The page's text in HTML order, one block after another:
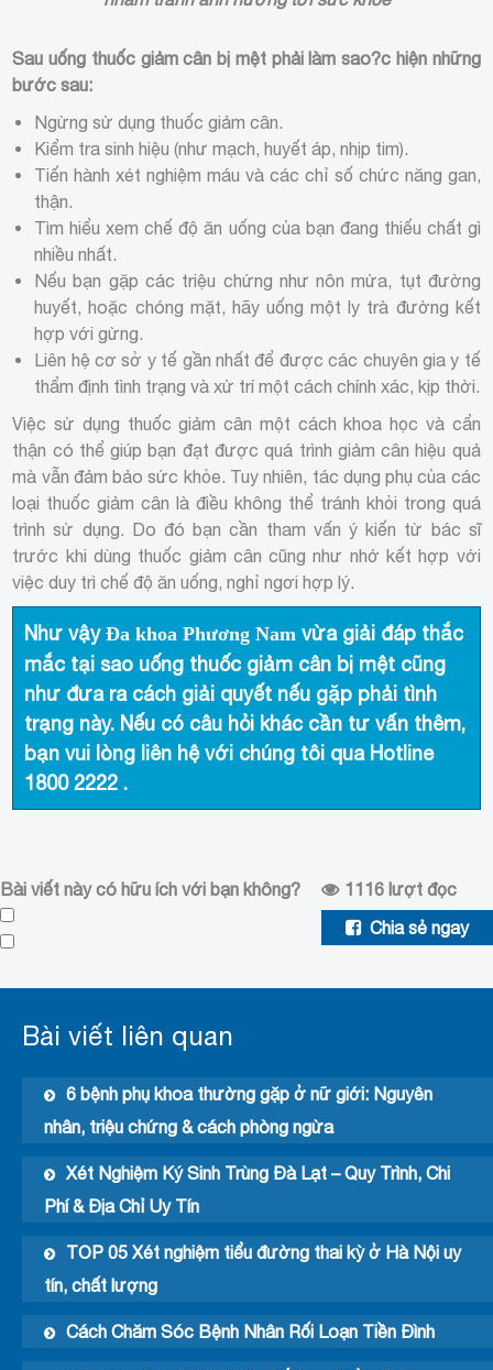
Sau uống thuốc giảm cân bị mệt phải làm sao?c hiện những
bước sau:
Ngừng sử dụng thuốc giảm cân.
Kiểm tra sinh hiệu (như mạch, huyết áp, nhịp tim).
Tiến hành xét nghiệm máu và các chỉ số chức năng gan,
thận.
Tìm hiểu xem chế độ ăn uống của bạn đang thiếu chất gì
nhiều nhất.
Nếu bạn gặp các triệu chứng như nôn mửa, tụt đường
huyết, hoặc chóng mặt, hãy uống một ly trà đường kết
hợp với gừng.
Liên hệ cơ sở y tế gần nhất để được các chuyên gia y tế
thẩm định tình trạng và xử trí một cách chính xác, kịp thời.
Việc sử dụng thuốc giảm cân một cách khoa học và cẩn
thận có thể giúp bạn đạt được quá trình giảm cân hiệu quả
mà vẫn đảm bảo sức khỏe. Tuy nhiên, tác dụng phụ của các
loại thuốc giảm cân là điều không thể tránh khỏi trong quá
trình sử dụng. Do đó bạn cần tham vấn ý kiến từ bác sĩ
trước khi dùng thuốc giảm cân cũng như nhớ kết hợp với
việc duy trì chế độ ăn uống, nghỉ ngơi hợp lý.
Như vậyĐa khoa Phương Nam vừa giải đáp thắc
mắc tại sao uống thuốc giảm cân bị mệt cũng
như đưa ra cách giải quyết nếu gặp phải tình
trạng này. Nếu có câu hỏi khác cần tư vấn thêm,
bạn vui lòng liên hệ với chúng tôi qua Hotline
1800 2222 .
Bài viết này có hữu ích với bạn không? 1116 lượt đọc
Chia sẻ ngay
Bài viết liên quan
6 bệnh phụ khoa thường gặp ở nữ giới: Nguyên
nhân, triệu chứng & cách phòng ngừa
Xét Nghiệm Ký Sinh Trùng Đà Lạt – Quy Trình, Chi
Phí & Địa Chỉ Uy Tín
TOP 05 Xét nghiệm tiểu đường thai kỳ ở Hà Nội uy
tín, chất lượng
Cách Chăm Sóc Bệnh Nhân Rối Loạn Tiền Đình